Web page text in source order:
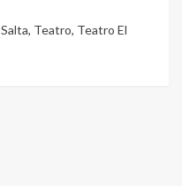
Salta, Teatro, Teatro El